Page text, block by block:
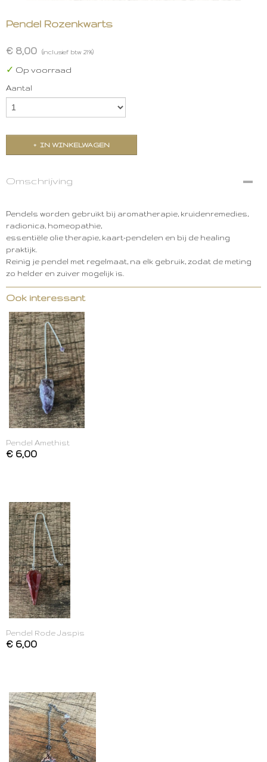
Pendel Rozenkwarts
€ 8,00 (inclusief btw 21%)
✓ Op voorraad
Aantal
IN WINKELWAGEN
Omschrijving
Pendels worden gebruikt bij aromatherapie, kruidenremedies,
radionica, homeopathie,
essentiële olie therapie, kaart-pendelen en bij de healing
praktijk.
Reinig je pendel met regelmaat, na elk gebruik, zodat de meting
zo helder en zuiver mogelijk is.
Ook interessant
Pendel Amethist
€ 6,00
Pendel Rode Jaspis
€ 6,00